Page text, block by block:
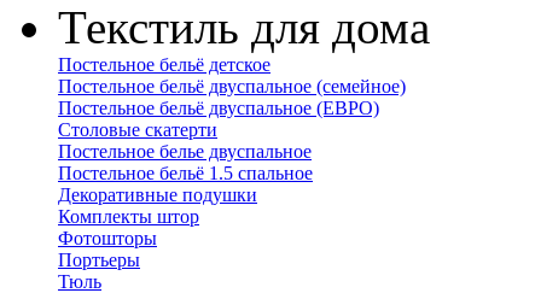
Текстиль для дома
Постельное бельё детское
Постельное бельё двуспальное (семейное)
Постельное бельё двуспальное (ЕВРО)
Столовые скатерти
Постельное белье двуспальное
Постельное бельё 1.5 спальное
Декоративные подушки
Комплекты штор
Фотошторы
Портьеры
Тюль